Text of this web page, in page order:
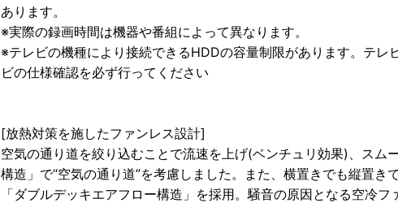
あります。
※実際の録画時間は機器や番組によって異なります。
※テレビの機種により接続できるHDDの容量制限があります。テレ
ビの仕様確認を必ず行ってください
[放熱対策を施したファンレス設計]
空気の通り道を絞り込むことで流速を上げ(ベンチュリ効果)、スム
構造」で“空気の通り道”を考慮しました。また、横置きでも縦置き
「ダブルデッキエアフロー構造」を採用。騒音の原因となる空冷